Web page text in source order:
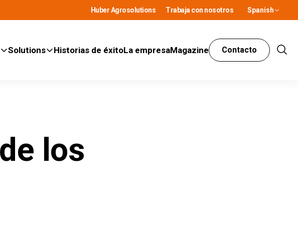
Huber Agrosolutions Trabaja con nosotros Spanish
Solutions Historias de éxitoLa empresaMagazine Contacto
Show
los